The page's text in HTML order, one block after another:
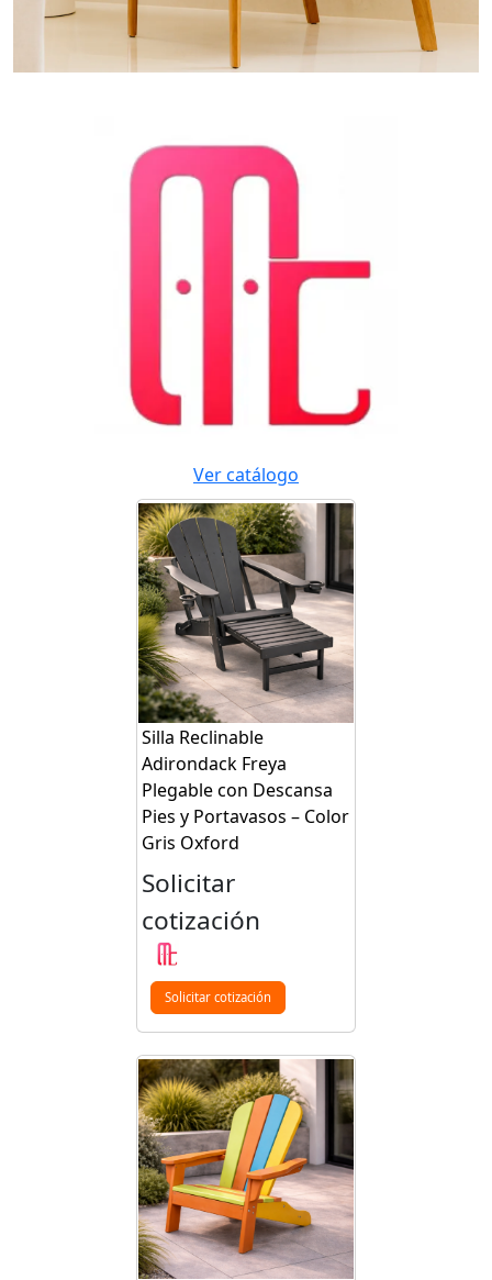
Ver catálogo
Silla Reclinable
Adirondack Freya
Plegable con Descansa
Pies y Portavasos – Color
Gris Oxford
Solicitar
cotización
Solicitar cotización